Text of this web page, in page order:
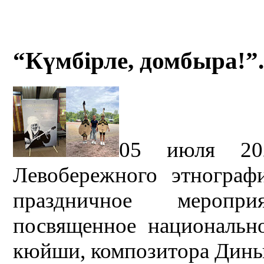
“Күмбірле,
05 июля
Левобережного
праздничное
посвященное
кюйши, композитора